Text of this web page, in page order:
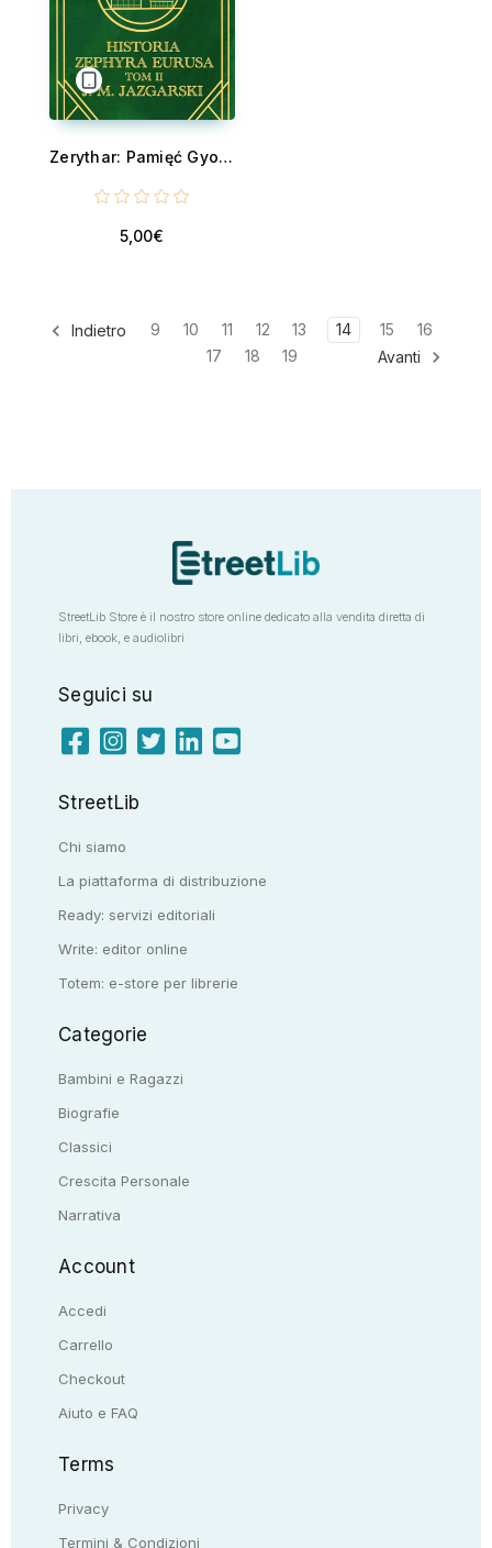
Zerythar: Pamięć Gyo - Historia Zephyra Eurusa Tom II
5,00€
Indietro 9 10 11 12 13 14 15
16
17
18 19 Avanti
StreetLib Store è il nostro store online dedicato alla vendita diretta di
libri, ebook, e audiolibri
Seguici su
StreetLib
Chi siamo
La piattaforma di distribuzione
Ready: servizi editoriali
Write: editor online
Totem: e-store per librerie
Categorie
Bambini e Ragazzi
Biografie
Classici
Crescita Personale
Narrativa
Account
Accedi
Carrello
Checkout
Aiuto e FAQ
Terms
Privacy
Termini & Condizioni